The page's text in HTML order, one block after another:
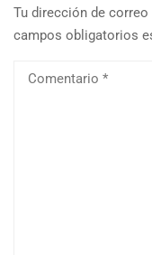
Tu dirección de
campos obligatorios